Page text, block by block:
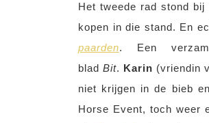
Het tweede rad stond bij
kopen in die stand. En
paarden. Een
blad Bit. Karin (vriendin
niet krijgen in de bieb
Horse Event, toch weer